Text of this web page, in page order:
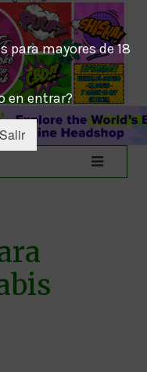
para mayores de 18
en entrar?
Salir